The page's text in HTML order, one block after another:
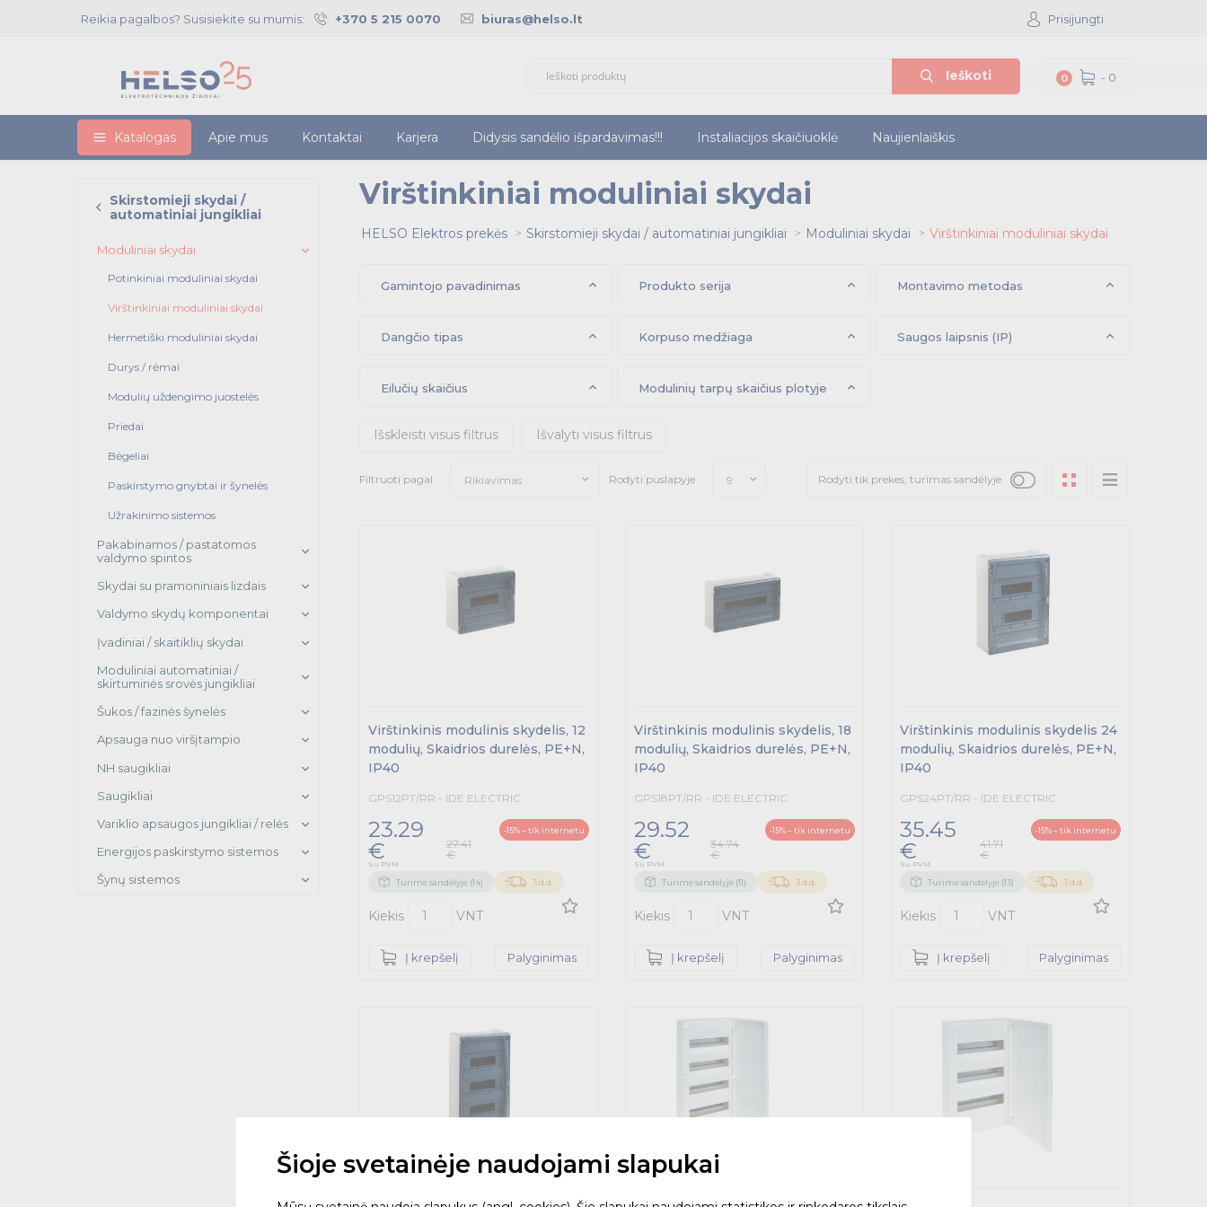
Reikia pagalbos? Susisiekite su mumis: +370 5 215 0070 biuras@helso.lt Prisijungti
Ieškoti 0 - 0
Katalogas Apie mus Kontaktai Karjera Didysis sandėlio išpardavimas!!! Instaliacijos skaičiuoklė Naujienlaiškis
Skirstomieji skydai /
automatiniai jungikliai
Moduliniai skydai
Potinkiniai moduliniai skydai
Virštinkiniai moduliniai skydai
Hermetiški moduliniai skydai
Durys / rėmai
Modulių uždengimo juostelės
Priedai
Bėgeliai
Paskirstymo gnybtai ir šynelės
Užrakinimo sistemos
Pakabinamos / pastatomos
valdymo spintos
Skydai su pramoniniais lizdais
Valdymo skydų komponentai
Įvadiniai / skaitiklių skydai
Moduliniai automatiniai /
skirtuminės srovės jungikliai
Šukos / fazinės šynelės
Apsauga nuo viršįtampio
NH saugikliai
Saugikliai
Variklio apsaugos jungikliai / relės
Energijos paskirstymo sistemos
Šynų sistemos
Virštinkiniai moduliniai skydai
HELSO Elektros prekės Skirstomieji skydai / automatiniai jungikliai Moduliniai skydai Virštinkiniai moduliniai skydai
Gamintojo pavadinimas Produkto serija Montavimo metodas
Dangčio tipas Korpuso medžiaga Saugos laipsnis (IP)
Eilučių skaičius Modulinių tarpų skaičius plotyje
Išskleisti visus filtrus Išvalyti visus filtrus
Filtruoti pagal Rikiavimas Rodyti puslapyje 9 Rodyti tik prekes, turimas sandėlyje
Virštinkinis modulinis skydelis, 12
modulių, Skaidrios durelės, PE+N,
IP40
GPS12PT/RR - IDE ELECTRIC
23.29
€
27.41
€
-15% – tik internetu
Su PVM
Turime sandėlyje (14) 3 d.d.
Kiekis VNT
Į krepšelį Palyginimas
Virštinkinis modulinis skydelis, 18
modulių, Skaidrios durelės, PE+N,
IP40
GPS18PT/RR - IDE ELECTRIC
29.52
€
34.74
€
-15% – tik internetu
Su PVM
Turime sandėlyje (11) 3 d.d.
Kiekis VNT
Į krepšelį Palyginimas
Virštinkinis modulinis skydelis 24
modulių, Skaidrios durelės, PE+N,
IP40
GPS24PT/RR - IDE ELECTRIC
35.45
€
41.71
€
-15% – tik internetu
Su PVM
Turime sandėlyje (13) 3 d.d.
Kiekis VNT
Į krepšelį Palyginimas
Šioje svetainėje naudojami slapukai